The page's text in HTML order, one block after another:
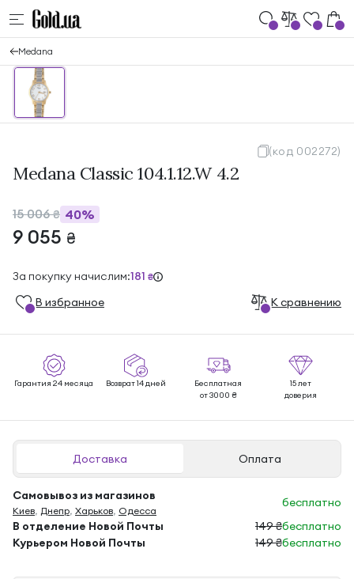
Medana
(код 002272)
Medana Classic 104.1.12.W 4.2
15 006₴ 40%
9 055 ₴
За покупку начислим:181 ₴
В избранноe К сравнению
Гарантия 24 месяца Возврат 14 дней
Бесплатная
от 3000 ₴
15 лет
доверия
Доставка Оплата
Самовывоз из магазинов
Киев, Днепр, Харьков, Одесса
бесплатно
В отделение Новой Почты
149 ₴бесплатно
Курьером Новой Почты
149 ₴бесплатно